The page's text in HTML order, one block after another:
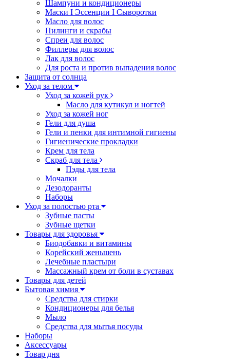
Шампуни и кондиционеры
Маски I Эссенции I Сыворотки
Масло для волос
Пилинги и скрабы
Спреи для волос
Филлеры для волос
Лак для волос
Для роста и против выпадения волос
Защита от солнца
Уход за телом
Уход за кожей рук
Масло для кутикул и ногтей
Уход за кожей ног
Гели для душа
Гели и пенки для интимной гигиены
Гигиенические прокладки
Крем для тела
Скраб для тела
Пэды для тела
Мочалки
Дезодоранты
Наборы
Уход за полостью рта
Зубные пасты
Зубные щетки
Товары для здоровья
Биодобавки и витамины
Корейский женьшень
Лечебные пластыри
Массажный крем от боли в суставах
Товары для детей
Бытовая химия
Средства для стирки
Кондиционеры для белья
Мыло
Средства для мытья посуды
Наборы
Аксессуары
Товар дня